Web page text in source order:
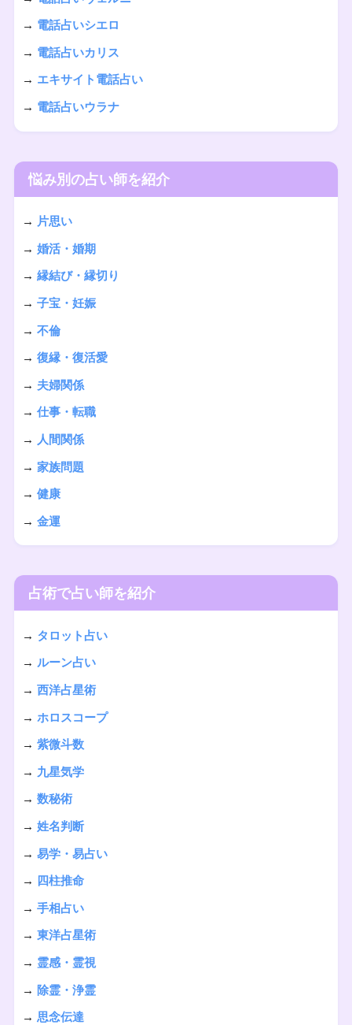
→ 電話占いシエロ
→ 電話占いカリス
→ エキサイト電話占い
→ 電話占いウラナ
悩み別の占い師を紹介
→ 片思い
→ 婚活・婚期
→ 縁結び・縁切り
→ 子宝・妊娠
→ 不倫
→ 復縁・復活愛
→ 夫婦関係
→ 仕事・転職
→ 人間関係
→ 家族問題
→ 健康
→ 金運
占術で占い師を紹介
→ タロット占い
→ ルーン占い
→ 西洋占星術
→ ホロスコープ
→ 紫微斗数
→ 九星気学
→ 数秘術
→ 姓名判断
→ 易学・易占い
→ 四柱推命
→ 手相占い
→ 東洋占星術
→ 霊感・霊視
→ 除霊・浄霊
→ 思念伝達